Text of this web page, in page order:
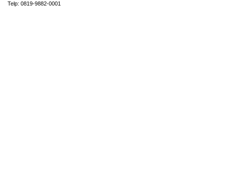
Telp: 0819-9882-0001